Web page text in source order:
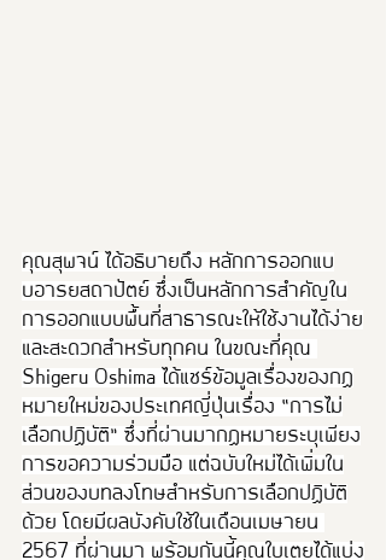
คุณสุพจน์ ได้อธิบายถึง หลักการออกแบ
บอารยสถาปัตย์ ซึ่งเป็นหลักการสำคัญใน
การออกแบบพื้นที่สาธารณะให้ใช้งานได้ง่าย
และสะดวกสำหรับทุกคน ในขณะที่คุณ
Shigeru Oshima ได้แชร์ข้อมูลเรื่องของกฏ
หมายใหม่ของประเทศญี่ปุ่นเรื่อง “การไม่
เลือกปฏิบัติ” ซึ่งที่ผ่านมากฏหมายระบุเพียง
การขอความร่วมมือ แต่ฉบับใหม่ได้เพิ่มใน
ส่วนของบทลงโทษสำหรับการเลือกปฏิบัติ
ด้วย โดยมีผลบังคับใช้ในเดือนเมษายน
2567 ที่ผ่านมา พร้อมกันนี้คุณใบเตยได้แบ่ง